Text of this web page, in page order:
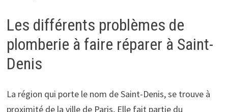
Les différents problèmes de
plomberie à faire réparer à Saint-
Denis
La région qui porte le nom de Saint-Denis, se trouve à
proximité de la ville de Paris, Elle fait partie du